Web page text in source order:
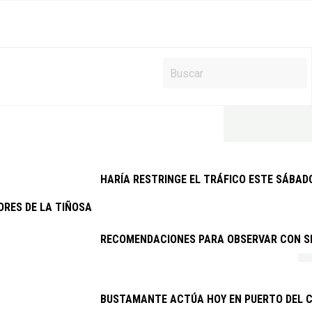
DE LA TIÑOSA DENUNCIAN LOS CONTINUOS CORTES DE LUZ
HARÍA RESTRINGE EL TRÁFICO ESTE
RECOMENDACIONES PARA OBSERVAR CON
BUSTAMANTE ACTÚA HOY EN PUERTO DEL